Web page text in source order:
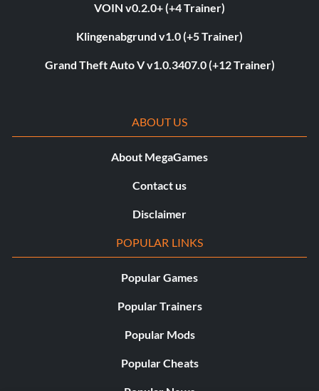
VOIN v0.2.0+ (+4 Trainer)
Klingenabgrund v1.0 (+5 Trainer)
Grand Theft Auto V v1.0.3407.0 (+12 Trainer)
ABOUT US
About MegaGames
Contact us
Disclaimer
POPULAR LINKS
Popular Games
Popular Trainers
Popular Mods
Popular Cheats